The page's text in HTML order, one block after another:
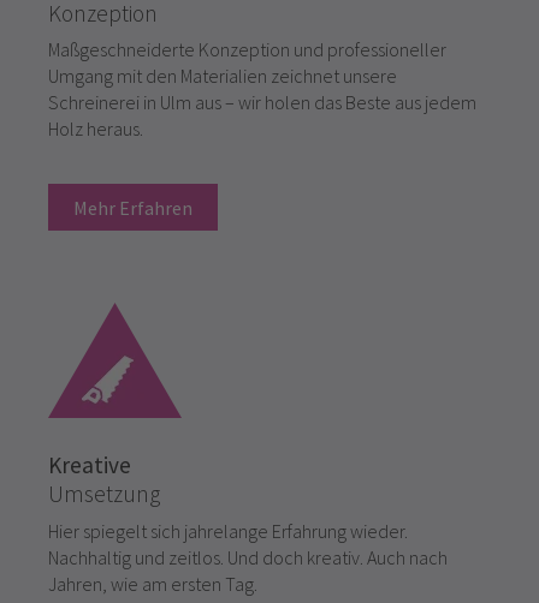
Konzeption
Maßgeschneiderte Konzeption und professioneller
Umgang mit den Materialien zeichnet unsere
Schreinerei in Ulm aus – wir holen das Beste aus jedem
Holz heraus.
Mehr Erfahren
Kreative
Umsetzung
Hier spiegelt sich jahrelange Erfahrung wieder.
Nachhaltig und zeitlos. Und doch kreativ. Auch nach
Jahren, wie am ersten Tag.